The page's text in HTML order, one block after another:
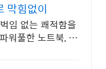
막힘없이
임 없는 쾌적함을
워풀한 노트북, 쿠